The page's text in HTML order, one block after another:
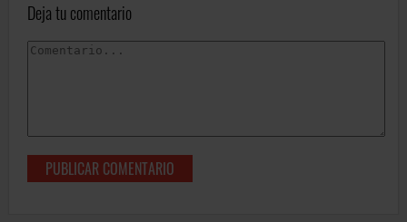
Deja tu comentario